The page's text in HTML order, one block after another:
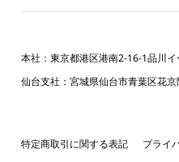
本社：東京都港区港南2-16-1品川
仙台支社：宮城県仙台市青葉区花
特定商取引に関する表記
プライ